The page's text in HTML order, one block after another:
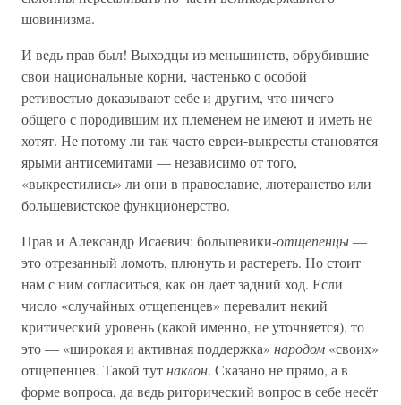
шовинизма.
И ведь прав был! Выходцы из меньшинств, обрубившие
свои национальные корни, частенько с особой
ретивостью доказывают себе и другим, что ничего
общего с породившим их племенем не имеют и иметь не
хотят. Не потому ли так часто евреи-выкресты становятся
ярыми антисемитами — независимо от того,
«выкрестились» ли они в православие, лютеранство или
большевистское функционерство.
Прав и Александр Исаевич: большевики-отщепенцы—
это отрезанный ломоть, плюнуть и растереть. Но стоит
нам с ним согласиться, как он дает задний ход. Если
число «случайных отщепенцев» перевалит некий
критический уровень (какой именно, не уточняется), то
это — «широкая и активная поддержка» народом «своих»
отщепенцев. Такой тутнаклон. Сказано не прямо, а в
форме вопроса, да ведь риторический вопрос в себе несёт